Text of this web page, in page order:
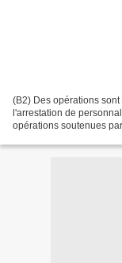
(B2) Des opérations
l'arrestation de
opérations soutenues